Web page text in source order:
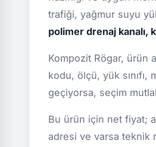
trafiği, yağmur suyu
polimer drenaj kanalı,
Kompozit Rögar, ürün
kodu, ölçü, yük sınıfı,
geçiyorsa, seçim
Bu ürün için net fiyat;
adresi ve varsa teknik